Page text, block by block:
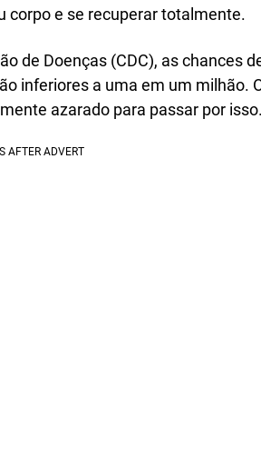
corpo e se recuperar totalmente.
de Doenças (CDC), as chances
inferiores a uma em um milhão.
azarado para passar por isso.